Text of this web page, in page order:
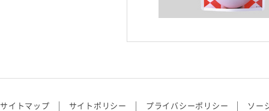
サイトマップ サイトポリシー プライバシーポリシー ソー